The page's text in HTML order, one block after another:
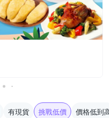
有現貨 挑戰低價 價格低到